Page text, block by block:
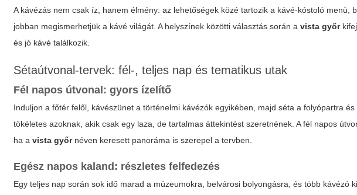
A kávézás nem csak íz, hanem élmény: az lehetőségek közé tartozik a kávé-kóstoló
jobban megismerhetjük a kávé világát. A helyszínek közötti választás során avista győr
és jó kávé találkozik.
Sétaútvonal-tervek: fél-, teljes nap és tematikus utak
Fél napos útvonal: gyors ízelítő
Induljon a főtér felől, kávészünet a történelmi kávézók egyikében, majd séta a folyópartra
tökéletes azoknak, akik csak egy laza, de tartalmas áttekintést szeretnének. A fél napos
ha avista győrnéven keresett panoráma is szerepel a tervben.
Egész napos kaland: részletes felfedezés
Egy teljes nap során sok idő marad a múzeumokra, belvárosi bolyongásra, és több kávézó